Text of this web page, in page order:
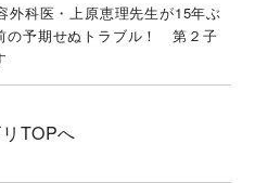
外科医・上原恵理先生が15年ぶ
の予期せぬトラブル！ 第２子
TOPへ